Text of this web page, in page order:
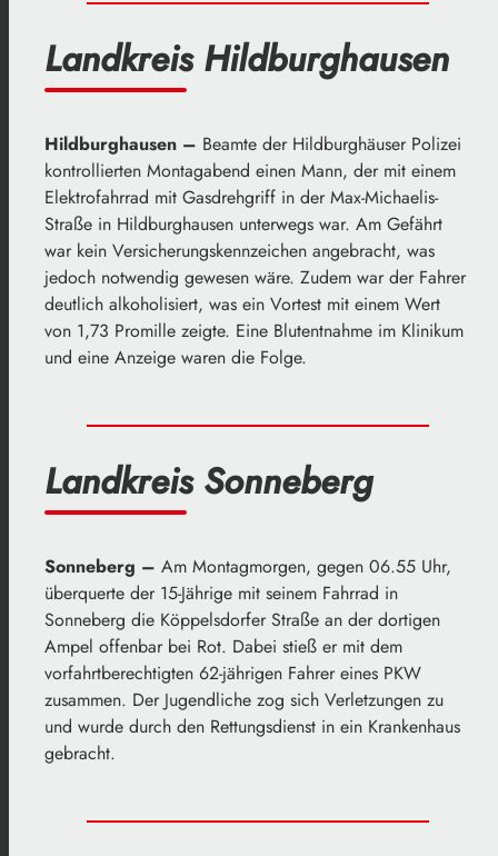
Landkreis Hildburghausen
Hildburghausen – Beamte der Hildburghäuser Polizei
kontrollierten Montagabend einen Mann, der mit einem
Elektrofahrrad mit Gasdrehgriff in der Max-Michaelis-
Straße in Hildburghausen unterwegs war. Am Gefährt
war kein Versicherungskennzeichen angebracht, was
jedoch notwendig gewesen wäre. Zudem war der Fahrer
deutlich alkoholisiert, was ein Vortest mit einem Wert
von 1,73 Promille zeigte. Eine Blutentnahme im Klinikum
und eine Anzeige waren die Folge.
Landkreis Sonneberg
Sonneberg – Am Montagmorgen, gegen 06.55 Uhr,
überquerte der 15-Jährige mit seinem Fahrrad in
Sonneberg die Köppelsdorfer Straße an der dortigen
Ampel offenbar bei Rot. Dabei stieß er mit dem
vorfahrtberechtigten 62-jährigen Fahrer eines PKW
zusammen. Der Jugendliche zog sich Verletzungen zu
und wurde durch den Rettungsdienst in ein Krankenhaus
gebracht.